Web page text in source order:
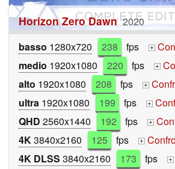
Horizon Zero Dawn 2020
basso 1280x720 238 fps +
medio 1920x1080 220 fps +
alto 1920x1080 208 fps +
ultra 1920x1080 199 fps +
QHD 2560x1440 192 fps +
4K3840x2160 125 fps +
4K DLSS 3840x2160 173 fps +